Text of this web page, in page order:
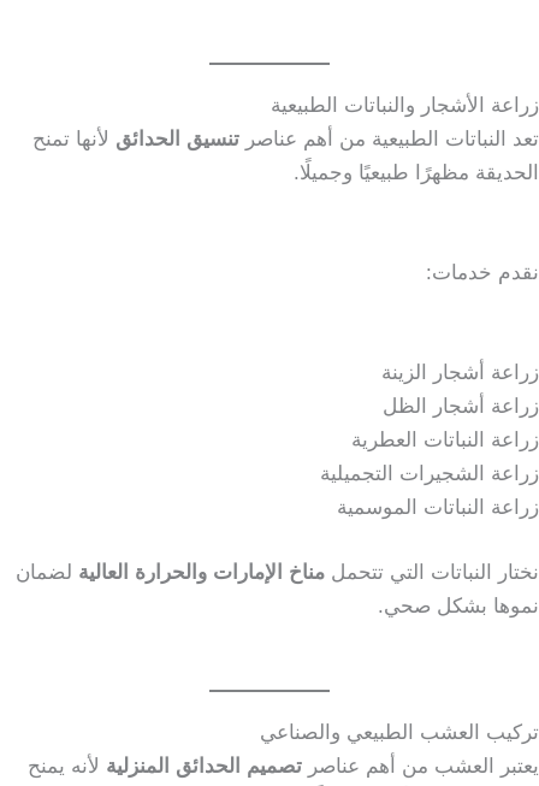
زراعة الأشجار والنباتات الطبيعية
تعد النباتات الطبيعية من أهم عناصر تنسيق الحدائق لأنها تمنح
الحديقة مظهرًا طبيعيًا وجميلًا.
نقدم خدمات:
زراعة أشجار الزينة
زراعة أشجار الظل
زراعة النباتات العطرية
زراعة الشجيرات التجميلية
زراعة النباتات الموسمية
نختار النباتات التي تتحمل مناخ الإمارات والحرارة العالية لضمان
نموها بشكل صحي.
تركيب العشب الطبيعي والصناعي
يعتبر العشب من أهم عناصر تصميم الحدائق المنزلية لأنه يمنح